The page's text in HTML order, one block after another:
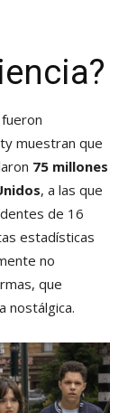
muestran que
75 millones
, a las que
de 16
estadísticas
no
que
nostálgica.